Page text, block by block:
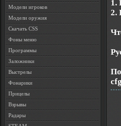
Модели игроков
Модели оружия
Скачать CSS
Фоны меню
Программы
Заложники
Выстрелы
Фонарики
Прицелы
Взрывы
Радары
1.
2.